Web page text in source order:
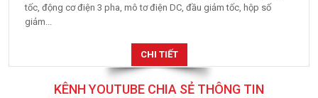
tốc, động cơ điện 3 pha, mô tơ điện DC, đầu giảm tốc, hộp số
giảm...
CHI TIẾT
KÊNH YOUTUBE CHIA SẺ THÔNG TIN